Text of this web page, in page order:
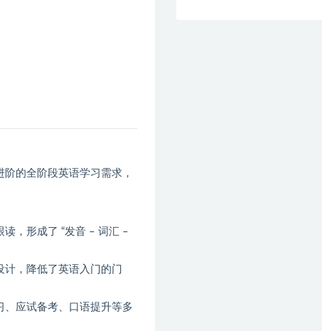
的全阶段英语学习需求，
，形成了 “发音 – 词汇 –
，降低了英语入门的门
、应试备考、口语提升等多